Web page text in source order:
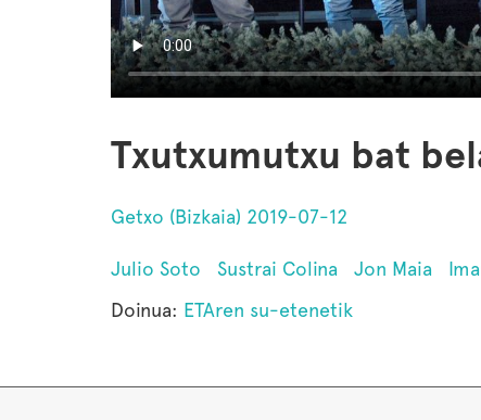
Txutxumutxu bat
Getxo (Bizkaia) 2019-07-12
Julio Soto Sustrai Colina Jon Maia
Doinua: ETAren su-etenetik